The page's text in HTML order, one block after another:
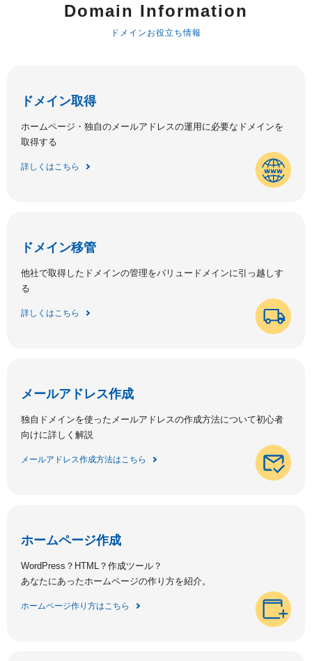
Domain Information
ドメインお役立ち情報
ドメイン取得
ホームページ・独自のメールアドレスの運用に必要なドメインを
取得する
詳しくはこちら
ドメイン移管
他社で取得したドメインの管理をバリュードメインに引っ越しす
る
詳しくはこちら
メールアドレス作成
独自ドメインを使ったメールアドレスの作成方法について初心者
向けに詳しく解説
メールアドレス作成方法はこちら
ホームページ作成
WordPress？HTML？作成ツール？
あなたにあったホームページの作り方を紹介。
ホームページ作り方はこちら